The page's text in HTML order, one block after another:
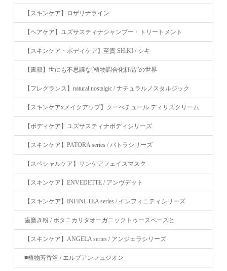
【スキンケア】ロザリナライン
【ヘアケア】ユズサスティナシャンプー・トリートメント
【スキンケア・ボディケア】至貴 SHiKI / シキ
【書籍】世にも不思議な”植物調合化粧品”の世界
【フレグランス】natural nostalgic / ナチュラルノスタルジック
【スキンケアxメイクアップ】クーべチュール ディリズクリーム
【ボディケア】ユズサスティナボディシリーズ
【スキンケア】PATORA series / パトラシリーズ
【スペシャルケア】サンケアフェイスマスク
【スキンケア】ENVEDETTE / アンヴデット
【スキンケア】INFINI-TEA series / インフィニティシリーズ
歯磨き粉 / ボタニカリタオーガニックトゥースペースと
【スキンケア】ANGELA series / アンジェラシリーズ
■植物芳香浴 / エルブアンフュジオン